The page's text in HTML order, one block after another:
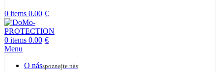
0 items 0.00 €
0 items 0.00 €
Menu
O násspoznajte nás